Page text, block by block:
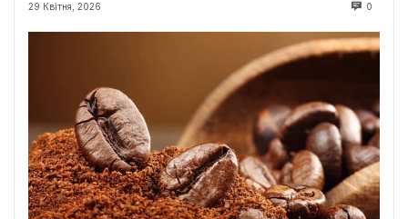
29 Квітня, 2026 0